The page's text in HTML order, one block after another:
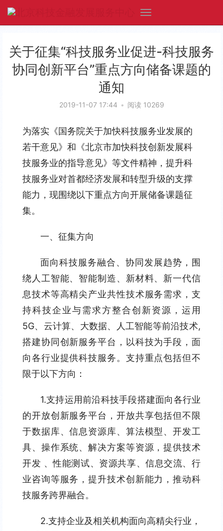
关于征集“科技服务业促进-科技服务
协同创新平台”重点方向储备课题的
通知
2019-11-07 17:44 • 阅读 10269
为落实《国务院关于加快科技服务业发展的
若干意见》和《北京市加快科技创新发展科
技服务业的指导意见》等文件精神，提升科
技服务业对首都经济发展和转型升级的支撑
能力，现围绕以下重点方向开展储备课题征
集。
一、征集方向
面向科技服务融合、协同发展趋势，围
绕人工智能、智能制造、新材料、新一代信
息技术等高精尖产业共性技术服务需求，支
持科技企业与需求方整合创新资源，运用
5G、云计算、大数据、人工智能等前沿技术,
搭建协同创新服务平台，以科技为手段，面
向各行业提供科技服务。支持重点包括但不
限于以下方向：
1.支持运用前沿科技手段搭建面向各行业
的开放创新服务平台，开放共享包括但不限
于数据库、信息资源库、算法模型、开发工
具、操作系统、解决方案等资源，提供技术
开发 、性能测试、资源共享、信息交流、行
业咨询等服务，提升技术创新能力，推动科
技服务跨界融合。
2.支持企业及相关机构面向高精尖行业，